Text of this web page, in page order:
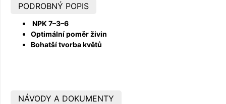
PODROBNÝ POPIS
NPK 7–3–6
Optimální poměr živin
Bohatší tvorba květů
NÁVODY A DOKUMENTY